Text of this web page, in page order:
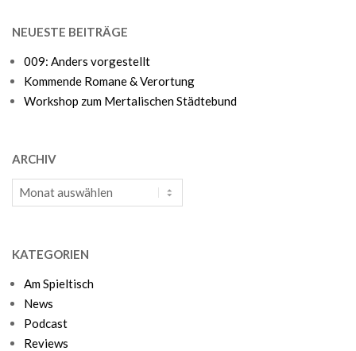
NEUESTE BEITRÄGE
009: Anders vorgestellt
Kommende Romane & Verortung
Workshop zum Mertalischen Städtebund
ARCHIV
Archiv
KATEGORIEN
Am Spieltisch
News
Podcast
Reviews